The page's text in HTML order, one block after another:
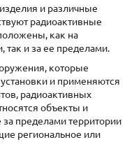
и различные
радиоактивные
как на
так и за ее пределами.
которые
и применяются
радиоактивных
объекты и
пределами территории
региональное или